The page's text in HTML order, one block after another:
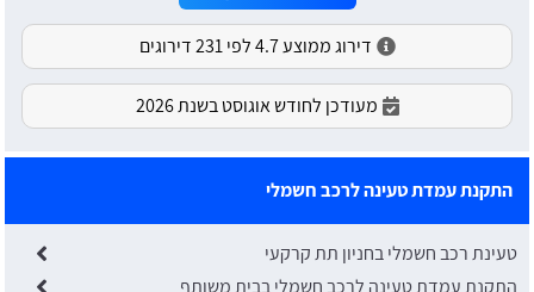
דירוג ממוצע 4.7 לפי 231 דירוגים
מעודכן לחודש אוגוסט בשנת 2026
התקנת עמדת טעינה לרכב חשמלי
טעינת רכב חשמלי בחניון תת קרקעי
התקנת עמדת טעינה לרכב חשמלי בבית משותף